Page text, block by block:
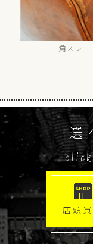
角スレ
選
店頭